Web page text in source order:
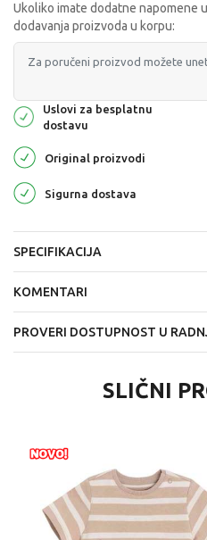
Ukoliko imate dodatne napomene
dodavanja proizvoda u korpu:
Uslovi za besplatnu
dostavu
Original proizvodi
Sigurna dostava
SPECIFIKACIJA
KOMENTARI
PROVERI DOSTUPNOST U
SLIČNI